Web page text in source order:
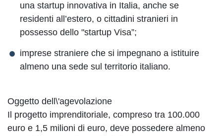
una startup innovativa in Italia, anche se
residenti all’estero, o cittadini stranieri in
possesso dello "startup Visa”;
imprese straniere che si impegnano a istituire
almeno una sede sul territorio italiano.
Oggetto dell\'agevolazione
Il progetto imprenditoriale, compreso tra 100.000
euro e 1,5 milioni di euro, deve possedere almeno